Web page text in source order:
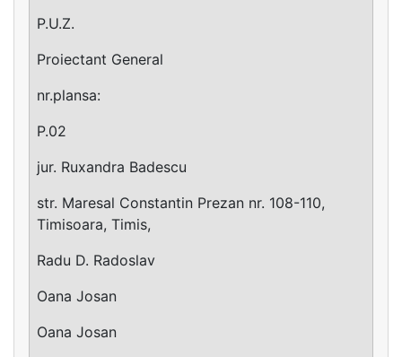
P.U.Z.
Proiectant General
nr.plansa:
P.02
jur. Ruxandra Badescu
str. Maresal Constantin Prezan nr. 108-110,
Timisoara, Timis,
Radu D. Radoslav
Oana Josan
Oana Josan